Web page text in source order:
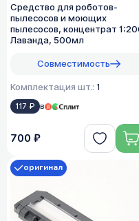
Средство для роботов-
пылесосов и моющих
пылесосов, концентрат
Лаванда, 500мл
Совместимость
Комплектация шт.: 1
117 ₽ в
700 ₽
оригинал